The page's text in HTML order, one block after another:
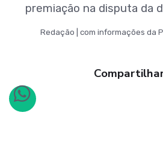
premiação na disputa da
Redação | com informações da